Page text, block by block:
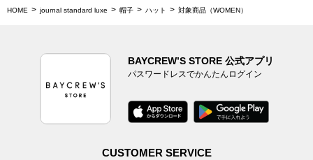
HOME journal standard luxe 帽子 ハット 対象商品（WOMEN）
BAYCREW’S STORE 公式アプリ
パスワードレスでかんたんログイン
CUSTOMER SERVICE